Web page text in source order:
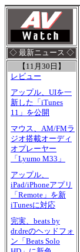
◇ 最新ニュース ◇
【11月30日】
レビュー
アップル、UIを一
新した「iTunes
11」を公開
マウス、AM/FMラ
ジオ搭載オーディ
オプレーヤー
「Lyumo M33」
アップル、
iPad/iPhoneアプリ
「Remote」を新
iTunesに対応
完実、beats by
dr.dreのヘッドフォ
ン「Beats Solo